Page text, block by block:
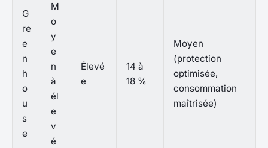
G
re
e
n
h
o
u
s
e
M
o
y
e
n
à
él
e
v
é
Élevé
e
14 à
18 %
Moyen
(protection
optimisée,
consommation
maîtrisée)